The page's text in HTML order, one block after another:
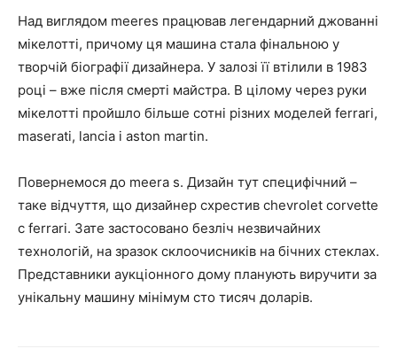
Над виглядом meeres працював легендарний джованні
мікелотті, причому ця машина стала фінальною у
творчій біографії дизайнера. У залозі її втілили в 1983
році – вже після смерті майстра. В цілому через руки
мікелотті пройшло більше сотні різних моделей ferrari,
maserati, lancia і aston martin.
Повернемося до meera s. Дизайн тут специфічний –
таке відчуття, що дизайнер схрестив chevrolet corvette
c ferrari. Зате застосовано безліч незвичайних
технологій, на зразок склоочисників на бічних стеклах.
Представники аукціонного дому планують виручити за
унікальну машину мінімум сто тисяч доларів.